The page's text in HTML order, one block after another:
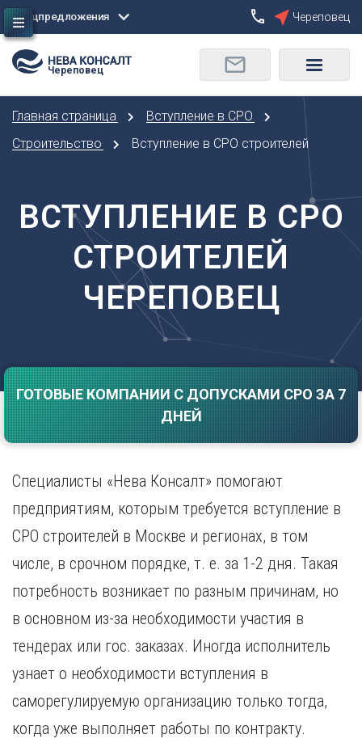
Сбросить
Москва
Санкт-Петербург
Б
Барнаул
Белгород
Брянск
Волгоград
Воронеж
Е
И
Иваново
Иркутск
К
Казань
Калининград
Кемерово
Киров
Красноярск
Курган
О
Орел
Оренбург
Пермь
Р
Ростов-на-Дону
Рязань
С
Саратов
Севастополь
Т
Тверь
Тольятти
Томск
Тюмень
У
Улан-Удэ
Ульяновск
Спецпредложения Череповец
Череповец
Главная страница
Вступление в СРО
Строительство
Вступление в СРО строителей
ВСТУПЛЕНИЕ В СРО
СТРОИТЕЛЕЙ
ЧЕРЕПОВЕЦ
ГОТОВЫЕ КОМПАНИИ С ДОПУСКАМИ СРО ЗА 7
ДНЕЙ
Специалисты «Нева Консалт» помогают
предприятиям, которым требуется вступление в
СРО строителей в Москве и регионах, в том
числе, в срочном порядке, т. е. за 1-2 дня. Такая
потребность возникает по разным причинам, но
в основном из-за необходимости участия в
тендерах или гос. заказах. Иногда исполнитель
узнает о необходимости вступления в
саморегулируемую организацию только тогда,
когда уже выполняет работы по контракту.